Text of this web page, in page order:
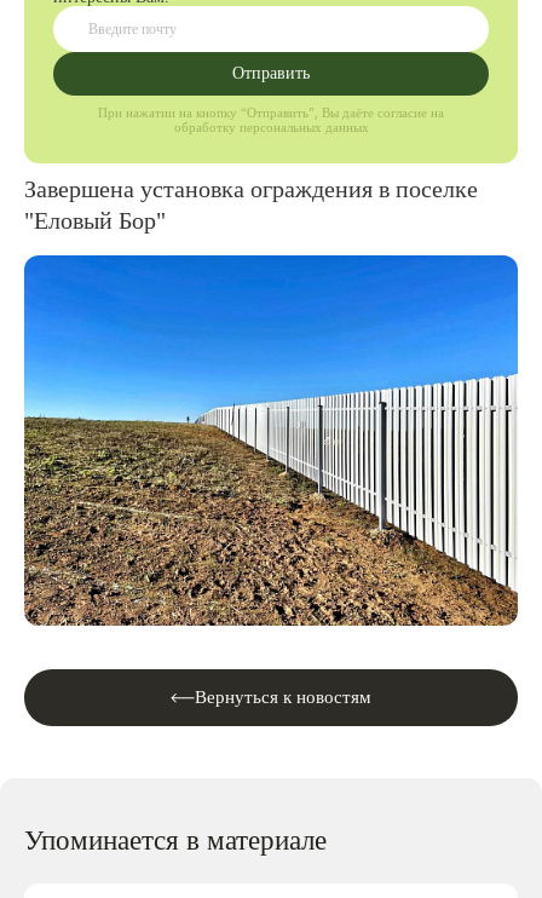
Отправить
При нажатии на кнопку “Отправить”, Вы даёте согласие на
обработку персональных данных
Завершена установка ограждения в поселке
"Еловый Бор"
Вернуться к новостям
Упоминается в материале